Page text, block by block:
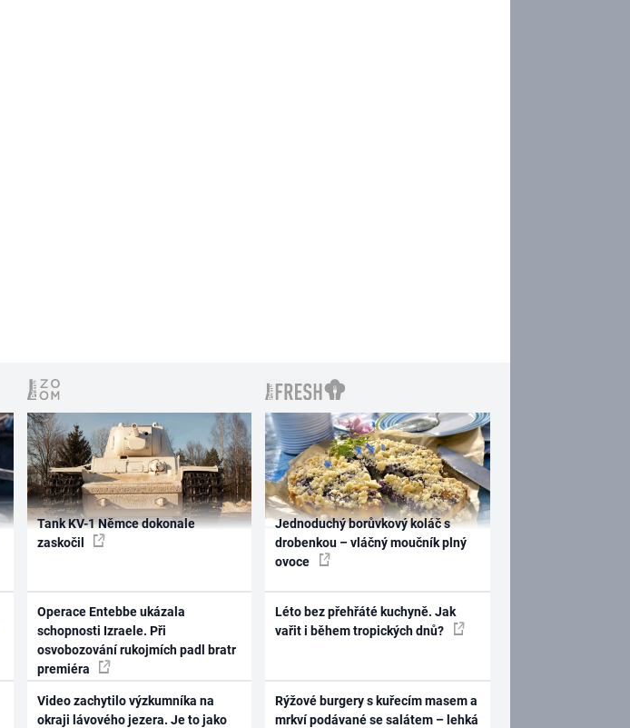
Tank KV-1 Němce dokonale
zaskočil
Operace Entebbe ukázala
schopnosti Izraele. Při
osvobozování rukojmích padl bratr
premiéra
Video zachytilo výzkumníka na
okraji lávového jezera. Je to jako
Jednoduchý borůvkový koláč s
drobenkou – vláčný moučník plný
ovoce
Léto bez přehřáté kuchyně. Jak
vařit i během tropických dnů?
Rýžové burgery s kuřecím masem a
mrkví podávané se salátem – lehká